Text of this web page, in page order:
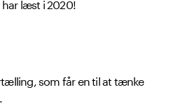
som får en til at tænke